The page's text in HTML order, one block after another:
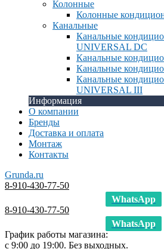
Колонные
Колонные
Канальные
Канальные
UNIVERSAL DC
Канальные
Канальные
Канальные
UNIVERSAL III
Информация
О компании
Бренды
Доставка и оплата
Монтаж
Контакты
Grunda.ru
8-910-430-77-50
WhatsApp
8-910-430-77-50
WhatsApp
График работы магазина:
с 9:00 до 19:00. Без выходных.